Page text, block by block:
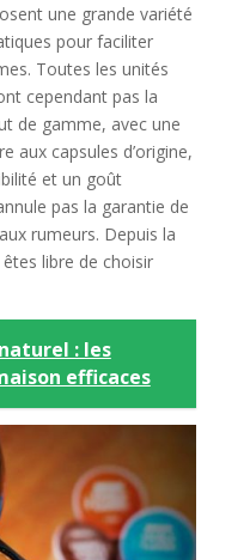
une grande variété
pour faciliter
Toutes les unités
cependant pas la
de gamme, avec une
aux capsules d’origine,
et un goût
pas la garantie de
rumeurs. Depuis la
libre de choisir
: les
efficaces